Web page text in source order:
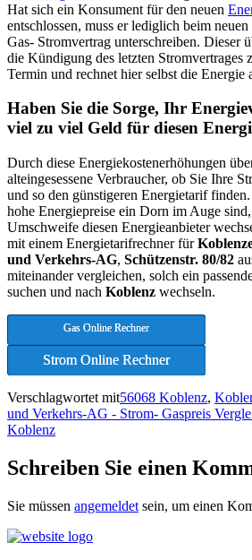
Hat sich ein Konsument für den neuen
entschlossen, muss er lediglich beim
Gas- Stromvertrag unterschreiben. Dieser
die Kündigung des letzten Stromvertrages
Termin und rechnet hier selbst die Energie
Haben Sie die Sorge, Ihr
viel zu viel Geld für diesen
Durch diese Energiekostenerhöhungen
alteingesessene Verbraucher, ob Sie Ihre
und so den günstigeren Energietarif
hohe Energiepreise ein Dorn im Auge
Umschweife diesen Energieanbieter
mit einem Energietarifrechner für
und Verkehrs-AG, Schützenstr. 80/82
miteinander vergleichen, solch ein
suchen und nach Koblenz wechseln.
Gas Online Rechner
Strom Online Rechner
Verschlagwortet mit56068 Koblenz,
und Verkehrs-AG - Strom- Gaspreis
Koblenz
Schreiben Sie einen
Sie müssen angemeldet sein, um einen